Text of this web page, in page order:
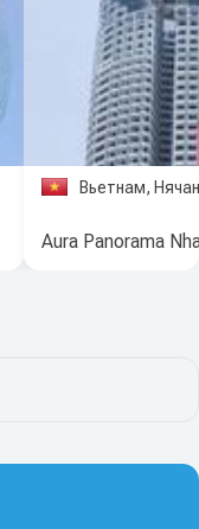
Вьетнам,
Aura Panorama